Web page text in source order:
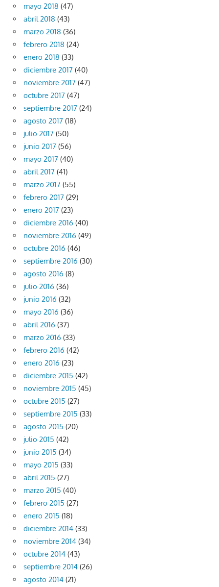
mayo 2018 (47)
abril 2018 (43)
marzo 2018 (36)
febrero 2018 (24)
enero 2018 (33)
diciembre 2017 (40)
noviembre 2017 (47)
octubre 2017 (47)
septiembre 2017 (24)
agosto 2017 (18)
julio 2017 (50)
junio 2017 (56)
mayo 2017 (40)
abril 2017 (41)
marzo 2017 (55)
febrero 2017 (29)
enero 2017 (23)
diciembre 2016 (40)
noviembre 2016 (49)
octubre 2016 (46)
septiembre 2016 (30)
agosto 2016 (8)
julio 2016 (36)
junio 2016 (32)
mayo 2016 (36)
abril 2016 (37)
marzo 2016 (33)
febrero 2016 (42)
enero 2016 (23)
diciembre 2015 (42)
noviembre 2015 (45)
octubre 2015 (27)
septiembre 2015 (33)
agosto 2015 (20)
julio 2015 (42)
junio 2015 (34)
mayo 2015 (33)
abril 2015 (27)
marzo 2015 (40)
febrero 2015 (27)
enero 2015 (18)
diciembre 2014 (33)
noviembre 2014 (34)
octubre 2014 (43)
septiembre 2014 (26)
agosto 2014 (21)